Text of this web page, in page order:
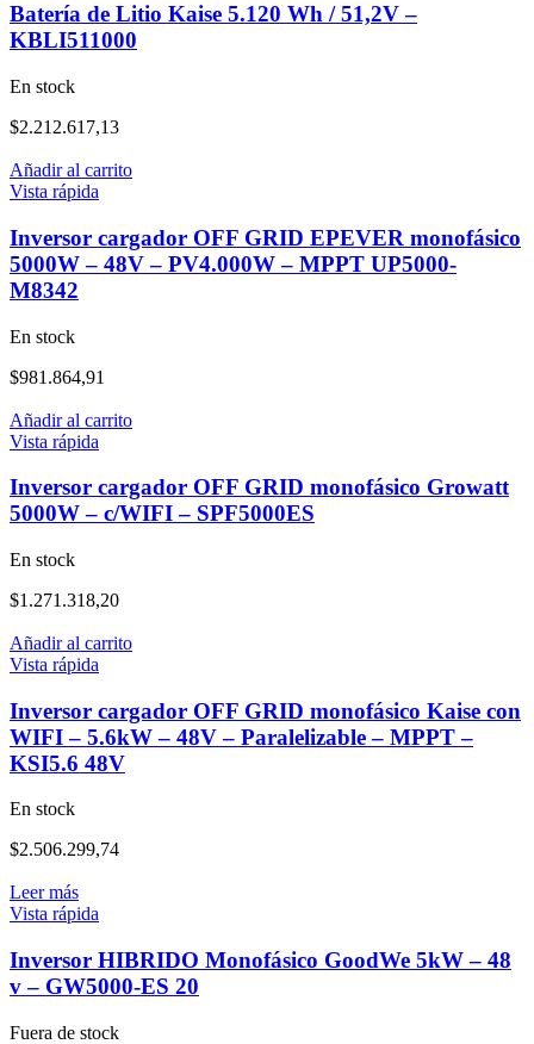
Batería de Litio Kaise 5.120 Wh / 51,2V –
KBLI511000
En stock
$2.212.617,13
Añadir al carrito
Vista rápida
Inversor cargador OFF GRID EPEVER monofásico
5000W – 48V – PV4.000W – MPPT UP5000-
M8342
En stock
$981.864,91
Añadir al carrito
Vista rápida
Inversor cargador OFF GRID monofásico Growatt
5000W – c/WIFI – SPF5000ES
En stock
$1.271.318,20
Añadir al carrito
Vista rápida
Inversor cargador OFF GRID monofásico Kaise con
WIFI – 5.6kW – 48V – Paralelizable – MPPT –
KSI5.6 48V
En stock
$2.506.299,74
Leer más
Vista rápida
Inversor HIBRIDO Monofásico GoodWe 5kW – 48
v – GW5000-ES 20
Fuera de stock